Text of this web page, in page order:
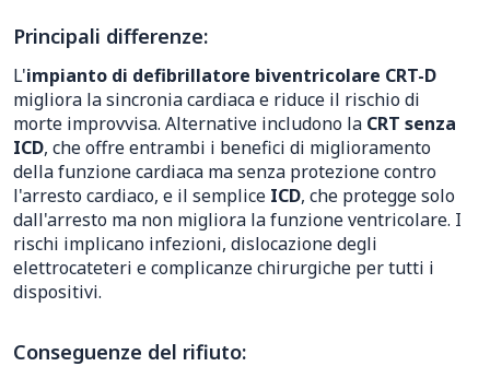
Principali differenze:
L'impianto di defibrillatore biventricolare CRT-D
migliora la sincronia cardiaca e riduce il rischio di
morte improvvisa. Alternative includono la CRT senza
ICD, che offre entrambi i benefici di miglioramento
della funzione cardiaca ma senza protezione contro
l'arresto cardiaco, e il semplice ICD, che protegge solo
dall'arresto ma non migliora la funzione ventricolare. I
rischi implicano infezioni, dislocazione degli
elettrocateteri e complicanze chirurgiche per tutti i
dispositivi.
Conseguenze del rifiuto: